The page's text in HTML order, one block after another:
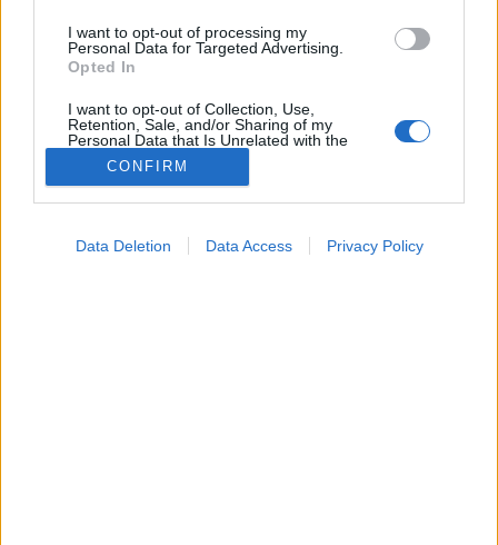
I want to opt-out of processing my
Personal Data for Targeted Advertising.
Opted In
I want to opt-out of Collection, Use,
Retention, Sale, and/or Sharing of my
Personal Data that Is Unrelated with the
Purposes for which it was collected.
Opted Out
CONFIRM
Data Deletion Data Access Privacy Policy